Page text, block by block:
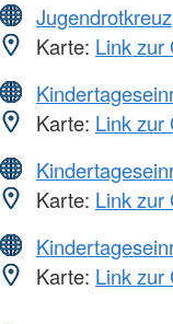
Jugendrotkreuz
Karte: Link zur
Karte: Link zur
Karte: Link zur
Karte: Link zur